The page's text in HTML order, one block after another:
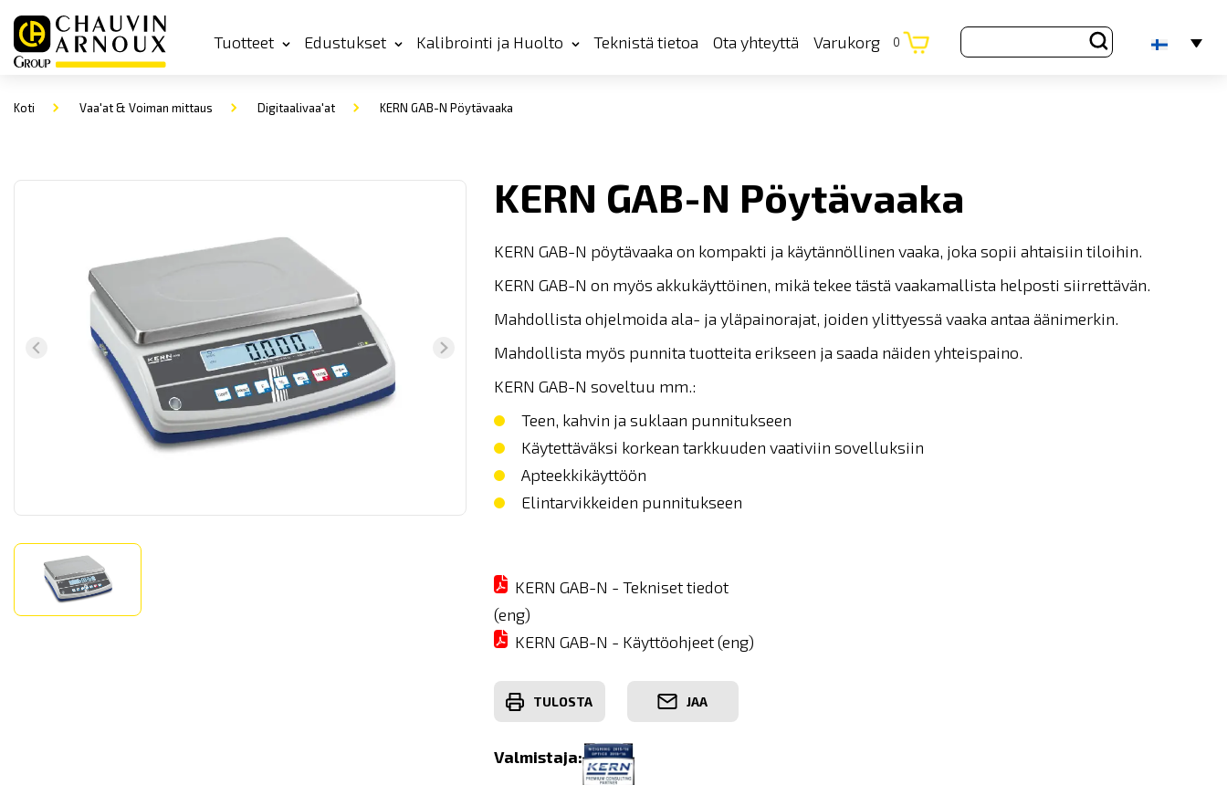
Tuotteet Edustukset Kalibrointi ja Huolto Teknistä tietoa Ota yhteyttä Varukorg 0
Koti Vaa'at & Voiman mittaus Digitaalivaa'at KERN GAB-N Pöytävaaka
KERN GAB-N Pöytävaaka
KERN GAB-N pöytävaaka on kompakti ja käytännöllinen vaaka, joka sopii ahtaisiin tiloihin.
KERN GAB-N on myös akkukäyttöinen, mikä tekee tästä vaakamallista helposti siirrettävän.
Mahdollista ohjelmoida ala- ja yläpainorajat, joiden ylittyessä vaaka antaa äänimerkin.
Mahdollista myös punnita tuotteita erikseen ja saada näiden yhteispaino.
KERN GAB-N soveltuu mm.:
Teen, kahvin ja suklaan punnitukseen
Käytettäväksi korkean tarkkuuden vaativiin sovelluksiin
Apteekkikäyttöön
Elintarvikkeiden punnitukseen
KERN GAB-N - Tekniset tiedot
(eng)
KERN GAB-N - Käyttöohjeet (eng)
TULOSTA JAA
Valmistaja: